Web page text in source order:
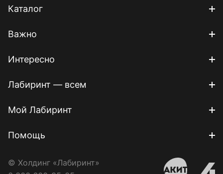
Каталог
Важно
Интересно
Лабиринт — всем
Мой Лабиринт
Помощь
© Холдинг «Лабиринт»